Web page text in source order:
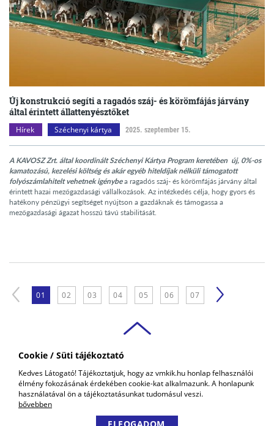
Cookie / Süti tájékoztató
Kedves Látogató! Tájékoztatjuk, hogy az vmkik.hu honlap felhasználói
élmény fokozásának érdekében cookie-kat alkalmazunk. A honlapunk
használatával ön a tájékoztatásunkat tudomásul veszi.
bővebben
Új konstrukció segíti a ragadós száj- és körömfájás járvány
által érintett állattenyésztőket
Hírek Széchenyi kártya 2025. szeptember 15.
A KAVOSZ Zrt. által koordinált Széchenyi Kártya Program keretében új, 0%-os
kamatozású, kezelési költség és akár egyéb hiteldíjak nélküli támogatott
folyószámlahitelt vehetnek igénybea ragadós száj- és körömfájás járvány által
érintett hazai mezőgazdasági vállalkozások. Az intézkedés célja, hogy gyors és
hatékony pénzügyi segítséget nyújtson a gazdáknak és támogassa a
mezőgazdasági ágazat hosszú távú stabilitását.
01 02 03 04 05 06 07
VAS VÁRMEGYEI
KERESKEDELMI ÉS IPARKAMARA
COPYRIGHT © 2018 - 2026 VMKIK. |
ALL RIGHTS RESERVED! DESIGNED &
POWERED BY
POSITIVE ADAMSKY